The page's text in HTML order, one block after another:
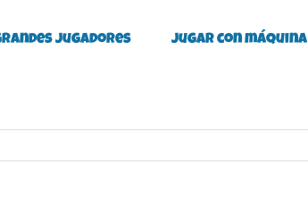
Jugadores Jugar con máquina